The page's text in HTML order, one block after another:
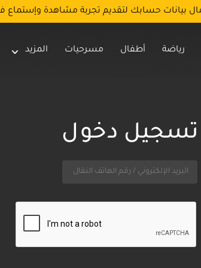
بيانات حسابك لتقديم تجربة مشاهدة وإستماع
رياضة أطفال مسرحيات المزيد
تسجيل دخول